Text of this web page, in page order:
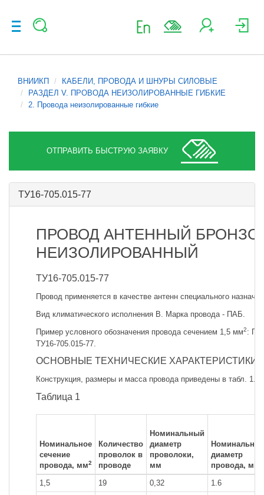
ВНИИКП
КАБЕЛИ, ПРОВОДА И ШНУРЫ СИЛОВЫЕ
РАЗДЕЛ V. ПРОВОДА НЕИЗОЛИРОВАННЫЕ ГИБКИЕ
2. Провода неизолированные гибкие
ОТПРАВИТЬ БЫСТРУЮ ЗАЯВКУ
ТУ16-705.015-77
ПРОВОД АНТЕННЫЙ
НЕИЗОЛИРОВАННЫЙ
ТУ16-705.015-77
Провод применяется в качестве антенн специального
Вид климатического исполнения В. Марка провода - ПАБ.
Пример условного обозначения провода сечением 1,5 мм2:
ТУ16-705.015-77.
ОСНОВНЫЕ ТЕХНИЧЕСКИЕ ХАРАКТЕРИСТИКИ
Конструкция, размеры и масса провода приведены в табл. 1.
Таблица 1
Номинальное
сечение
провода, мм2
Количество
проволок в
проводе
Номинальный
диаметр
проволоки,
мм
диаметр
провода, мм
1,5
19 0,32
1.6